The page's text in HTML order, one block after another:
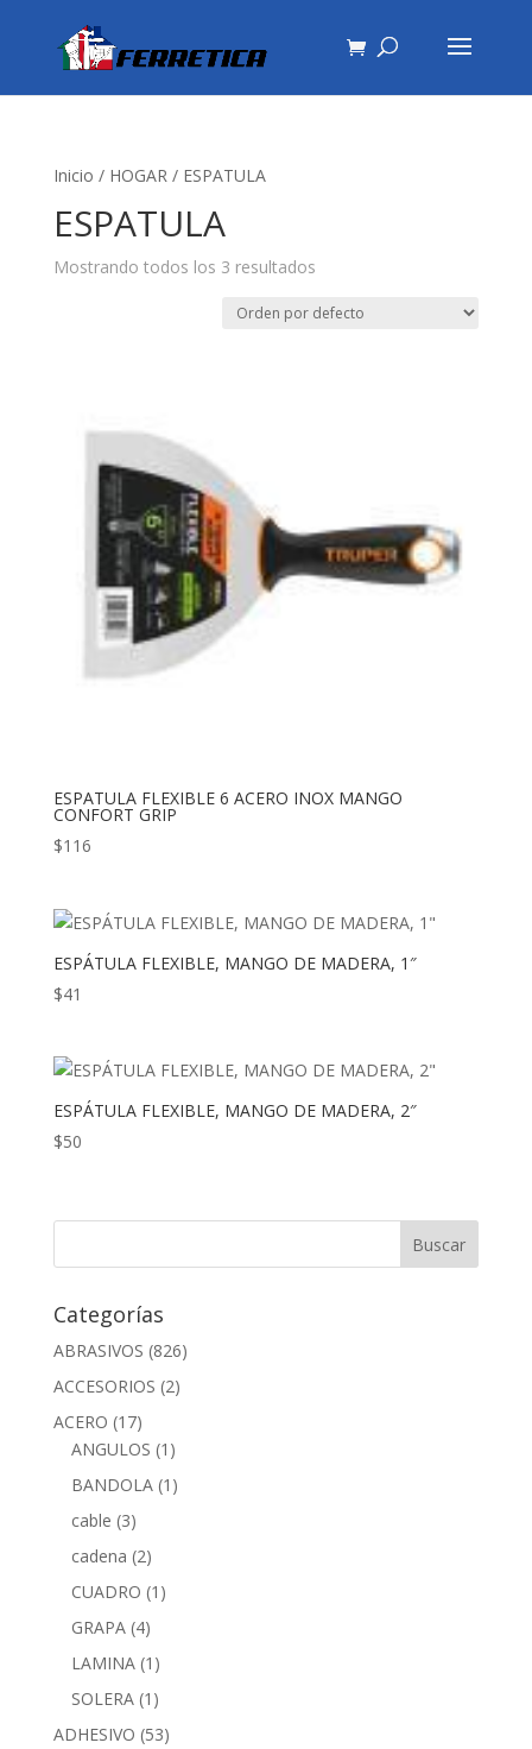
Inicio / HOGAR/ ESPATULA
ESPATULA
Mostrando todos los 3 resultados
ESPATULA FLEXIBLE 6 ACERO INOX MANGO
CONFORT GRIP
$116
ESPÁTULA FLEXIBLE, MANGO DE MADERA, 1″
$41
ESPÁTULA FLEXIBLE, MANGO DE MADERA, 2″
$50
Categorías
ABRASIVOS (826)
ACCESORIOS (2)
ACERO (17)
ANGULOS (1)
BANDOLA (1)
cable (3)
cadena (2)
CUADRO (1)
GRAPA (4)
LAMINA (1)
SOLERA (1)
ADHESIVO (53)